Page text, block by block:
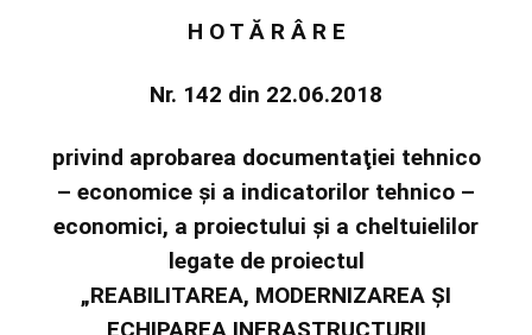
H O T Ă R Â R E
Nr. 142 din 22.06.2018
privind aprobarea documentaţiei tehnico
– economice și a indicatorilor tehnico –
economici, a proiectului și a cheltuielilor
legate de proiectul
„REABILITAREA, MODERNIZAREA ŞI